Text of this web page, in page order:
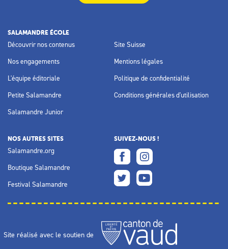
SALAMANDRE ÉCOLE
Découvrir nos contenus
Nos engagements
L'équipe éditoriale
Petite Salamandre
Salamandre Junior
Site Suisse
Mentions légales
Politique de confidentialité
Conditions générales d'utilisation
NOS AUTRES SITES
Salamandre.org
Boutique Salamandre
Festival Salamandre
SUIVEZ-NOUS !
Site réalisé avec le soutien de